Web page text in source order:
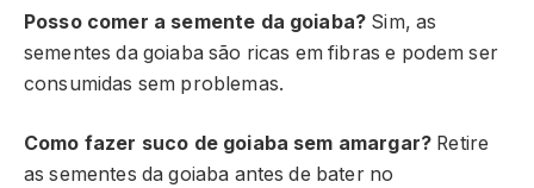
Posso comer a semente da goiaba? Sim, as
sementes da goiaba são ricas em fibras e podem ser
consumidas sem problemas.
Como fazer suco de goiaba sem amargar? Retire
as sementes da goiaba antes de bater no